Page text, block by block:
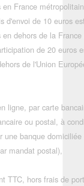
en France
d'envoi de 10 euros
dehors de la
de 20 euros
de l'Union
ligne, par carte
ou postal, à
une banque
mandat postal),
TTC, hors frais de